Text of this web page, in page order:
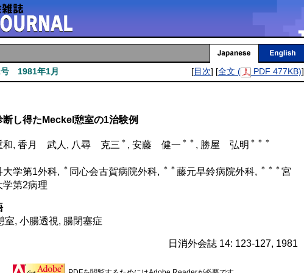
1981年1月 [目次] [全文 ( PDF 477KB)]
断し得たMeckel憩室の1治験例
, 香月 武人, 八尋 克三 ＊ , 安藤 健一 ＊＊ , 勝屋 弘明 ＊＊＊
大学第1外科, ＊ 同心会古賀病院外科, ＊＊ 藤元早鈴病院外科, ＊＊＊ 宮
学第2病理
室, 小腸透視, 腸閉塞症
日消外会誌 14: 123-127, 1981